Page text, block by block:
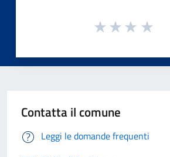
Contatta il comune
Leggi le domande frequenti